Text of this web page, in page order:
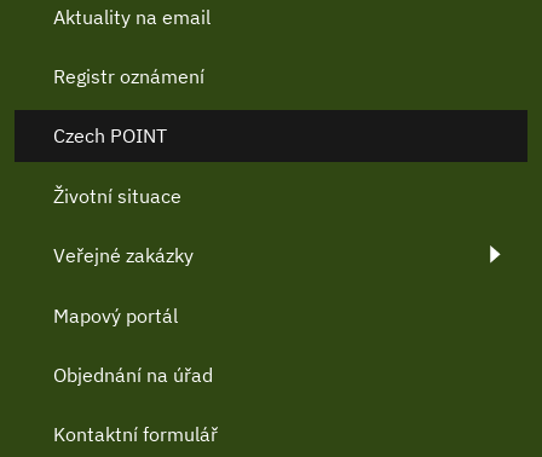
Aktuality na email
Registr oznámení
Czech POINT
Životní situace
Veřejné zakázky
Mapový portál
Objednání na úřad
Kontaktní formulář